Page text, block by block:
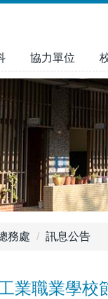
協力單位
務處 訊息公告
業職業學校